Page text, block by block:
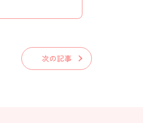
次の記事